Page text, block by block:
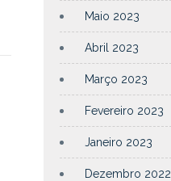
Maio 2023
Abril 2023
Março 2023
Fevereiro 2023
Janeiro 2023
Dezembro 2022